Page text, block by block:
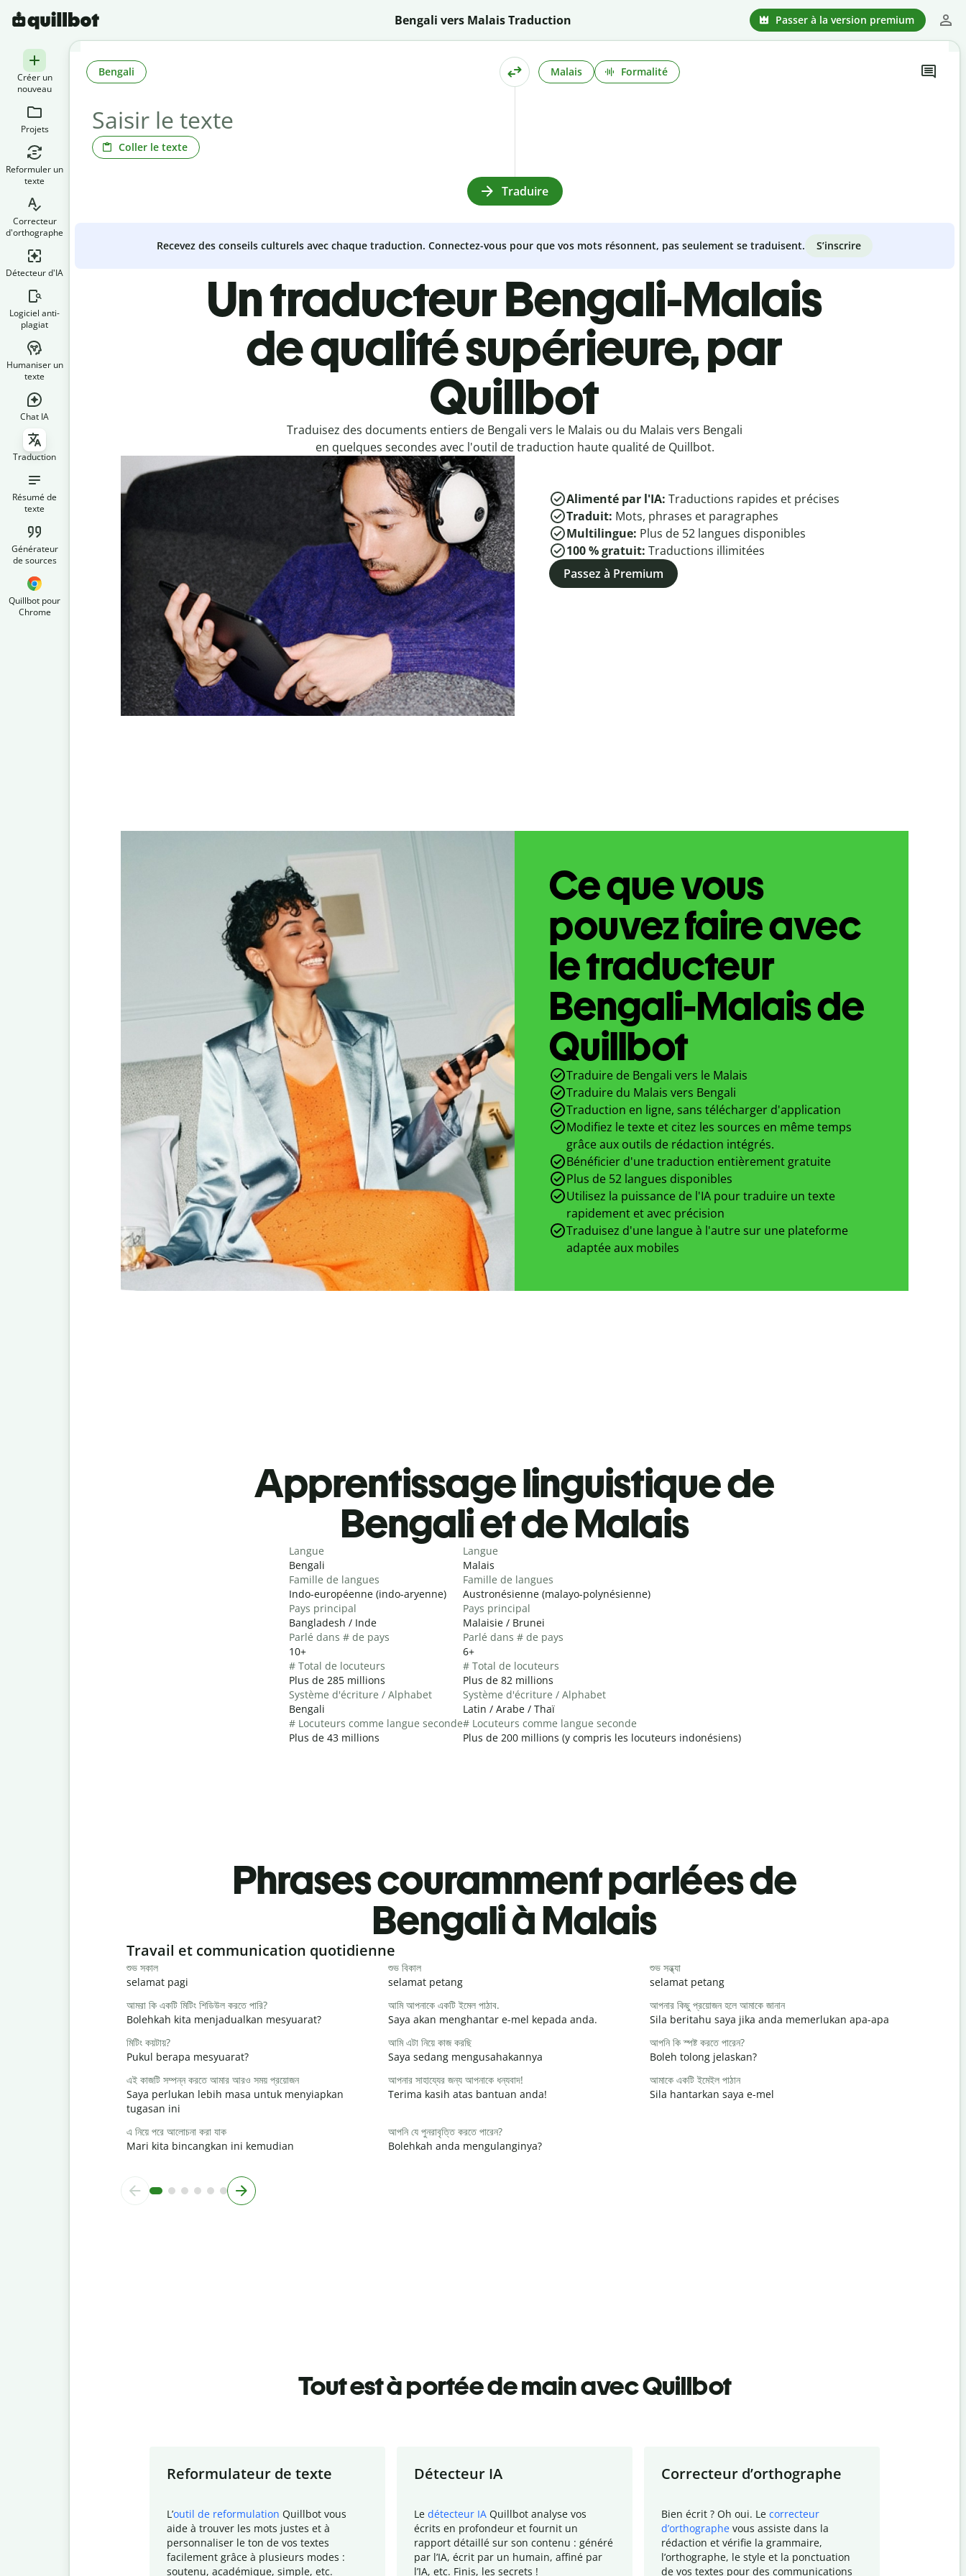
Bengali vers Malais Traduction Passer à la version premium
Créer un
nouveau
Projets
Reformuler un
texte
Correcteur
d'orthographe
Détecteur d'IA
Logiciel anti-
plagiat
Humaniser un
texte
Chat IA
Traduction
Résumé de
texte
Générateur
de sources
Quillbot pour
Chrome
Coller le texte
Bengali Malais Formalité
Traduire
Recevez des conseils culturels avec chaque traduction. Connectez-vous pour que vos mots résonnent, pas seulement se traduisent. S’inscrire
Un traducteur Bengali-Malais
de qualité supérieure, par
Quillbot
Traduisez des documents entiers de Bengali vers le Malais ou du Malais vers Bengali
en quelques secondes avec l'outil de traduction haute qualité de Quillbot.
Alimenté par l'IA: Traductions rapides et précises
Traduit: Mots, phrases et paragraphes
Multilingue: Plus de 52 langues disponibles
100 % gratuit: Traductions illimitées
Passez à Premium
Ce que vous
pouvez faire avec
le traducteur
Bengali-Malais de
Quillbot
Traduire de Bengali vers le Malais
Traduire du Malais vers Bengali
Traduction en ligne, sans télécharger d'application
Modifiez le texte et citez les sources en même temps
grâce aux outils de rédaction intégrés.
Bénéficier d'une traduction entièrement gratuite
Plus de 52 langues disponibles
Utilisez la puissance de l'IA pour traduire un texte
rapidement et avec précision
Traduisez d'une langue à l'autre sur une plateforme
adaptée aux mobiles
Apprentissage linguistique de
Bengali et de Malais
Langue
Bengali
Famille de langues
Indo-européenne (indo-aryenne)
Pays principal
Bangladesh / Inde
Parlé dans # de pays
10+
# Total de locuteurs
Plus de 285 millions
Système d'écriture / Alphabet
Bengali
# Locuteurs comme langue seconde
Plus de 43 millions
Langue
Malais
Famille de langues
Austronésienne (malayo-polynésienne)
Pays principal
Malaisie / Brunei
Parlé dans # de pays
6+
# Total de locuteurs
Plus de 82 millions
Système d'écriture / Alphabet
Latin / Arabe / Thaï
# Locuteurs comme langue seconde
Plus de 200 millions (y compris les locuteurs indonésiens)
Phrases couramment parlées de
Bengali à Malais
Slide 1 of 6
Travail et communication quotidienne
শুভ সকাল
selamat pagi
শুভ বিকাল
selamat petang
শুভ সন্ধ্যা
selamat petang
আমরা কি একটি মিটিং শিডিউল করতে পারি?
Bolehkah kita menjadualkan mesyuarat?
আমি আপনাকে একটি ইমেল পাঠাব.
Saya akan menghantar e-mel kepada anda.
আপনার কিছু প্রয়োজন হলে আমাকে জানান
Sila beritahu saya jika anda memerlukan apa-apa
মিটিং কয়টায়?
Pukul berapa mesyuarat?
আমি এটা নিয়ে কাজ করছি
Saya sedang mengusahakannya
আপনি কি স্পষ্ট করতে পারেন?
Boleh tolong jelaskan?
এই কাজটি সম্পন্ন করতে আমার আরও সময় প্রয়োজন
Saya perlukan lebih masa untuk menyiapkan
tugasan ini
আপনার সাহায্যের জন্য আপনাকে ধন্যবাদ!
Terima kasih atas bantuan anda!
আমাকে একটি ইমেইল পাঠান
Sila hantarkan saya e-mel
এ নিয়ে পরে আলোচনা করা যাক
Mari kita bincangkan ini kemudian
আপনি যে পুনরাবৃত্তি করতে পারেন?
Bolehkah anda mengulanginya?
Tout est à portée de main avec Quillbot
Reformulateur de texte
L ’outil de reformulation Quillbot vous
aide à trouver les mots justes et à
personnaliser le ton de vos textes
facilement grâce à plusieurs modes :
soutenu, académique, simple, etc.
Détecteur IA
Le détecteur IA Quillbot analyse vos
écrits en profondeur et fournit un
rapport détaillé sur son contenu : généré
par l’IA, écrit par un humain, affiné par
l’IA, etc. Finis, les secrets !
Correcteur d’orthographe
Bien écrit ? Oh oui. Le correcteur
d’orthographe vous assiste dans la
rédaction et vérifie la grammaire,
l’orthographe, le style et la ponctuation
de vos textes pour des communications